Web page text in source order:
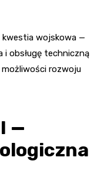
kwestia wojskowa —
obsługę techniczną
rozwoju
—